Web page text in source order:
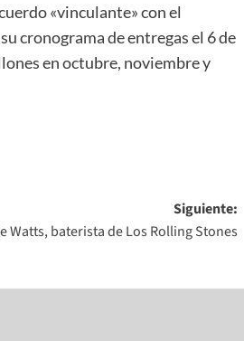
«vinculante» con el
cronograma de entregas el 6 de
en octubre, noviembre y
Siguiente:
Watts, baterista de Los Rolling Stones